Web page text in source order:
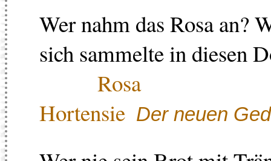
Wer nahm das Rosa an?
sich sammelte in diesen
Rosa
Hortensie Der neuen